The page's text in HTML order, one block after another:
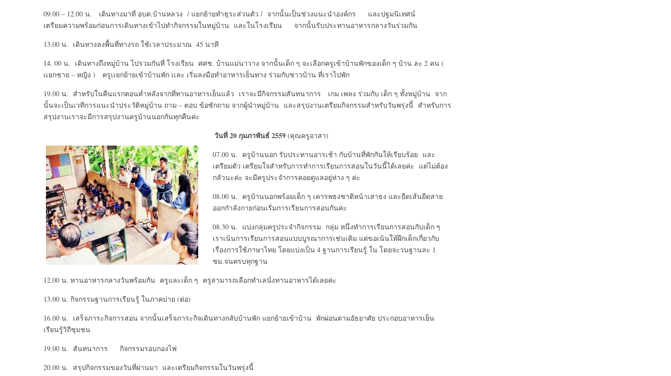
09.00 – 12.00 น. เดินทางมาที่ อบต.บ้านหลวง / แยกย้ายทำธุระส่วนตัว / จากนั้นเป็นช่วงแนะนำองค์กร และปฐมนิเทศน์
เตรียมความพร้อมก่อนการเดินทางเข้าไปทำกิจกรรมในหมู่บ้าน และในโรงเรียน จากนั้นรับประทานอาหารกลางวันร่วมกัน
13.00 น. เดินทางลงพื้นที่ทางรถ ใช้เวลาประมาณ 45 นาที
14. 00 น. เดินทางถึงหมู่บ้าน ไปรวมกันที่ โรงเรียน ศศช. บ้านแม่นาวาง จากนั้นเด็ก ๆ จะเลือกครูเข้าบ้านพักของเด็ก ๆ บ้าน ละ 2 คน (
เเยกชาย – หญิง ) ครูเเยกย้ายเข้าบ้านพัก เเละ เริ่มลงมือทำอาหารเย็นทาง ร่วมกับชาวบ้าน ที่เราไปพัก
19.00 น. สำหรับในคืนแรกตอนค่ำหลังจากที่ทานอาหารเย็นแล้ว เราจะมีกิจกรรมสันทนาการ เกม เพลง ร่วมกับ เด็ก ๆ ทั้งหมู่บ้าน จาก
นั้นจะเป็นเวทีการแนะนำประวัติหมู่บ้าน ถาม – ตอบ ข้อซักถาม จากผู้นำหมู่บ้าน และสรุปงานเตรียมกิจกรรมสำหรับวันพรุ่งนี้ สำหรับการ
สรุปงานเราจะมีการสรุปงานครูบ้านนอกกันทุกคืนค่ะ
วันที่ 20 กุมภาพันธ์ 2559 (คุณครูอาสา)
07.00 น. ครูบ้านนอก รับประทานอารเช้า กับบ้านที่พักกันให้เรียบร้อย และ
เตรียมตัว เตรียมใจสำหรับการทำการเรียนการสอนในวันนี้ได้เลยค่ะ แต่ไม่ต้อง
กลัวนะค่ะ จะมีครูประจำการคอยดูแลอยู่ห่าง ๆ ค่ะ
08.00 น. ครูบ้านนอกพร้อมเด็ก ๆ เคารพธงชาติหน้าเสาธง และยืดเส้นยืดสาย
ออกกำลังกายก่อนเริ่มการเรียนการสอนกันค่ะ
08.30 น. แบ่งกลุ่มครูประจำกิจกรรม กลุ่ม หนึ่งทำการเรียนการสอนกับเด็ก ๆ
เราเน้นการเรียนการสอนแบบบูรณาการเช่นเดิม แต่ขอเน้นให้ฝึกเด็กเกี่ยวกับ
เรื่องการใช้ภาษาไทย โดยแบ่งเป็น 4 ฐานการเรียนรู้ ใน โดยจะวนฐานละ 1
ชม.จนครบทุกฐาน
12.00 น. ทานอาหารกลางวันพร้อมกัน ครูและเด็ก ๆ ครูสามารถเลือกทำเลนั่งทานอาหารได้เลยค่ะ
13.00 น. กิจกรรมฐานการเรียนรู้ ในภาคบ่าย (ต่อ)
16.00 น. เสร็จภาระกิจการสอน จากนั้นเสร็จภาระกิจเดินทางกลับบ้านพัก แยกย้ายเข้าบ้าน พักผ่อนตามอัธยาศัย ประกอบอาหารเย็น
เรียนรู้วิถีชุมชน
19.00 น. สันทนาการ กิจกรรมรอบกองไฟ
20.00 น. สรุปกิจกรรมของวันที่ผ่านมา และเตรียมกิจกรรมในวันพรุ่งนี้